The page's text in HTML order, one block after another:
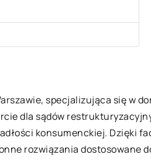
specjalizująca się w
dla sądów
konsumenckiej. Dzięki
rozwiązania dostosowane